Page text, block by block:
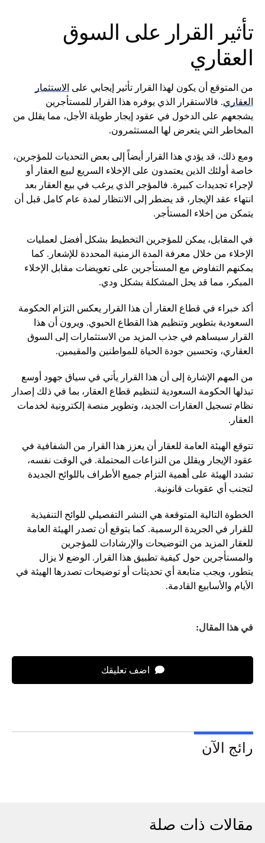
تأثير القرار على السوق
العقاري
من المتوقع أن يكون لهذا القرار تأثير إيجابي على الاستثمار
العقاري. فالاستقرار الذي يوفره هذا القرار للمستأجرين
يشجعهم على الدخول في عقود إيجار طويلة الأجل، مما يقلل من
المخاطر التي يتعرض لها المستثمرون.
ومع ذلك، قد يؤدي هذا القرار أيضاً إلى بعض التحديات للمؤجرين،
خاصة أولئك الذين يعتمدون على الإخلاء السريع لبيع العقار أو
لإجراء تجديدات كبيرة. فالمؤجر الذي يرغب في بيع العقار بعد
انتهاء عقد الإيجار، قد يضطر إلى الانتظار لمدة عام كامل قبل أن
يتمكن من إخلاء المستأجر.
في المقابل، يمكن للمؤجرين التخطيط بشكل أفضل لعمليات
الإخلاء من خلال معرفة المدة الزمنية المحددة للإشعار. كما
يمكنهم التفاوض مع المستأجرين على تعويضات مقابل الإخلاء
المبكر، مما قد يحل المشكلة بشكل ودي.
أكد خبراء في قطاع العقار أن هذا القرار يعكس التزام الحكومة
السعودية بتطوير وتنظيم هذا القطاع الحيوي. ويرون أن هذا
القرار سيساهم في جذب المزيد من الاستثمارات إلى السوق
العقاري، وتحسين جودة الحياة للمواطنين والمقيمين.
من المهم الإشارة إلى أن هذا القرار يأتي في سياق جهود أوسع
تبذلها الحكومة السعودية لتنظيم قطاع العقار، بما في ذلك إصدار
نظام تسجيل العقارات الجديد، وتطوير منصة إلكترونية لخدمات
العقار.
تتوقع الهيئة العامة للعقار أن يعزز هذا القرار من الشفافية في
عقود الإيجار ويقلل من النزاعات المحتملة. في الوقت نفسه،
تشدد الهيئة على أهمية التزام جميع الأطراف باللوائح الجديدة
لتجنب أي عقوبات قانونية.
الخطوة التالية المتوقعة هي النشر التفصيلي للوائح التنفيذية
للقرار في الجريدة الرسمية. كما يتوقع أن تصدر الهيئة العامة
للعقار المزيد من التوضيحات والإرشادات للمؤجرين
والمستأجرين حول كيفية تطبيق هذا القرار. الوضع لا يزال
يتطور، ويجب متابعة أي تحديثات أو توضيحات تصدرها الهيئة في
الأيام والأسابيع القادمة.
في هذا المقال:
اضف تعليقك
رائج الآن
مقالات ذات صلة